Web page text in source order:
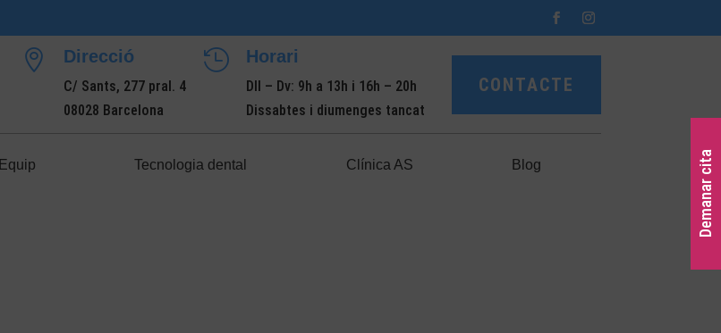
 Direcció
C/ Sants, 277 pral. 4
08028 Barcelona
 Horari
Dll – Dv: 9h a 13h i 16h – 20h
Dissabtes i diumenges tancat
CONTACTE
Equip Tecnologia dental Clínica AS Blog Demanar cita